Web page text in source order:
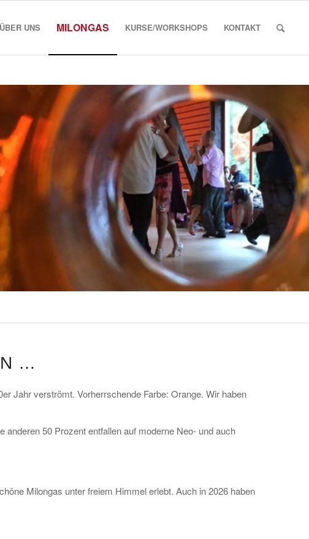
ÜBER UNS MILONGAS KURSE/WORKSHOPS KONTAKT
…
Jahr verströmt. Vorherrschende Farbe: Orange. Wir haben
50 Prozent entfallen auf moderne Neo- und auch
Milongas unter freiem Himmel erlebt. Auch in 2026 haben